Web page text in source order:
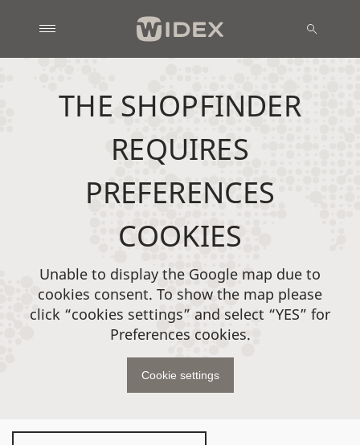
THE SHOPFINDER
REQUIRES
PREFERENCES
COOKIES
Unable to display the Google map due to
cookies consent. To show the map please
click “cookies settings” and select “YES” for
Preferences cookies.
Cookie settings